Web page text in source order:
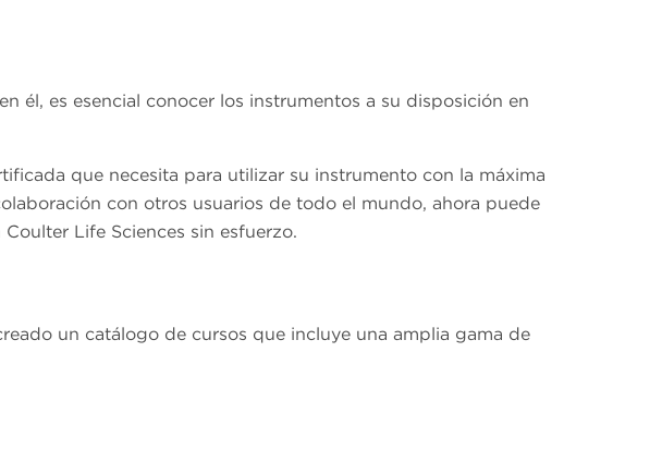
él, es esencial conocer los instrumentos a su disposición en
que necesita para utilizar su instrumento con la máxima
con otros usuarios de todo el mundo, ahora puede
Life Sciences sin esfuerzo.
un catálogo de cursos que incluye una amplia gama de